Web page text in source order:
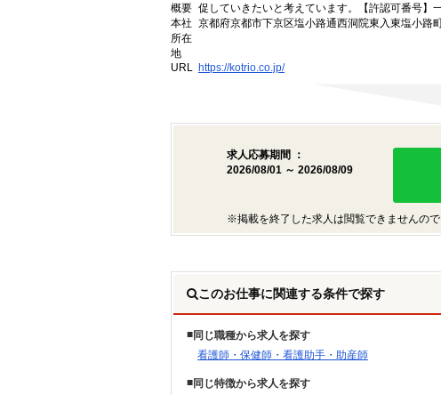
概要 促していきたいと考えています。【許認可番号
本社
所在
地
京都府京都市下京区塩小路通西洞院東入東塩小路
URL https://kotrio.co.jp/
求人応募期間 ：
2026/08/01 ～ 2026/08/09
※掲載を終了した求人は閲覧できませんの
このお仕事に関連する条件で探す
同じ職種から求人を探す
看護師・保健師・看護助手・助産師
同じ特徴から求人を探す